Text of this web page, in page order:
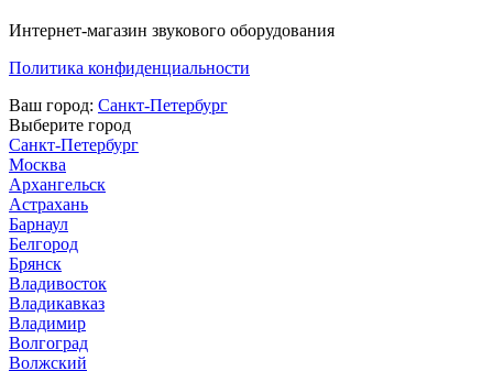
Интернет-магазин звукового оборудования
Политика конфиденциальности
Ваш город: Санкт-Петербург
Выберите город
Санкт-Петербург
Москва
Архангельск
Астрахань
Барнаул
Белгород
Брянск
Владивосток
Владикавказ
Владимир
Волгоград
Волжский